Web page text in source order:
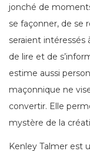
jonché de
se façonner, de se
seraient
de lire et de
estime aussi
maçonnique ne
convertir. Elle
mystère de la
Kenley Talmer est